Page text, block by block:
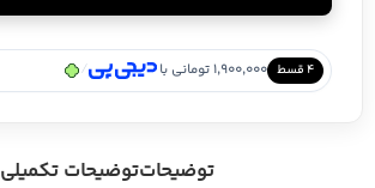
۴ قسط 1,900,000 تومانی با /
توضیحاتتوضیحات تکمیلی